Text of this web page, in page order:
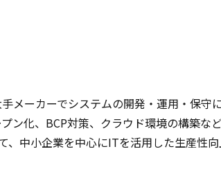
メーカーでシステムの開発・運用・保守
ン化、BCP対策、クラウド環境の構築な
、中小企業を中心にITを活用した生産性